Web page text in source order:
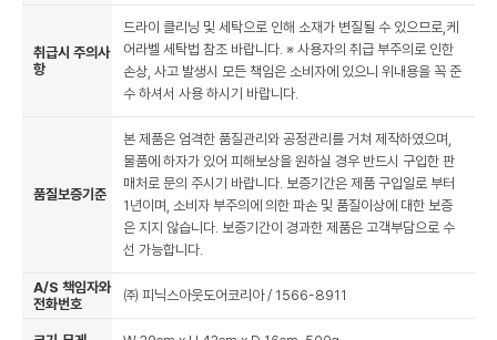
취급시 주의사
항
드라이 클리닝 및 세탁으로 인해 소재가 변질될 수 있으므로,케
어라벨 세탁법 참조 바랍니다. ※ 사용자의 취급 부주의로 인한
손상, 사고 발생시 모든 책임은 소비자에 있으니 위내용을 꼭 준
수 하셔서 사용 하시기 바랍니다.
품질보증기준
본 제품은 엄격한 품질관리와 공정관리를 거쳐 제작하였으며,
물품에 하자가 있어 피해보상을 원하실 경우 반드시 구입한 판
매처로 문의 주시기 바랍니다. 보증기간은 제품 구입일로 부터
1년이며, 소비자 부주의에 의한 파손 및 품질이상에 대한 보증
은 지지 않습니다. 보증기간이 경과한 제품은 고객부담으로 수
선 가능합니다.
A/S 책임자와
전화번호
㈜ 피닉스아웃도어코리아 / 1566-8911